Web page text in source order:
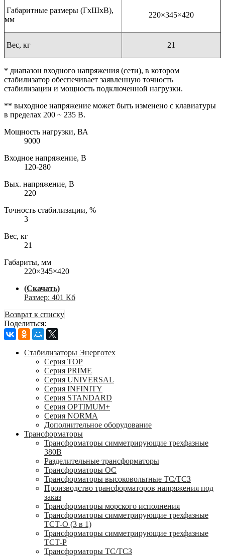
Габаритные размеры (ГхШхВ),
мм
220×345×420
Вес, кг 21
* диапазон входного напряжения (сети), в котором
стабилизатор обеспечивает заявленную точность
стабилизации и мощность подключенной нагрузки.
** выходное напряжение может быть изменено с клавиатуры
в пределах 200 ~ 235 В.
Мощность нагрузки, ВА
9000
Входное напряжение, В
120-280
Вых. напряжение, В
220
Точность стабилизации, %
3
Вес, кг
21
Габариты, мм
220×345×420
(Скачать)
Размер: 401 Кб
Возврат к списку
Поделиться:
Стабилизаторы Энерготех
Серия TOP
Серия PRIME
Серия UNIVERSAL
Серия INFINITY
Серия STANDARD
Серия OPTIMUM+
Серия NORMA
Дополнительное оборудование
Трансформаторы
Трансформаторы симметрирующие трехфазные
380В
Разделительные трансформаторы
Трансформаторы ОС
Трансформаторы высоковольтные ТС/ТСЗ
Производство трансформаторов напряжения под
заказ
Трансформаторы морского исполнения
Трансформаторы симметрирующие трехфазные
ТСТ-О (3 в 1)
Трансформаторы симметрирующие трехфазные
ТСТ-Р
Трансформаторы ТС/ТСЗ